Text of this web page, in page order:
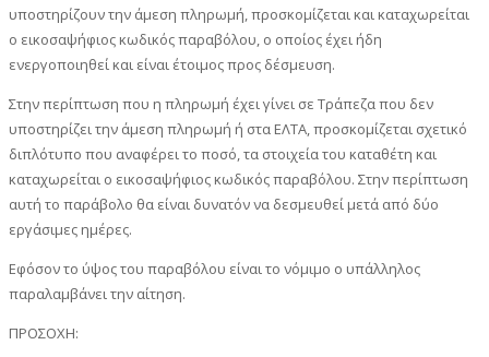
υποστηρίζουν την άμεση πληρωμή, προσκομίζεται και καταχωρείται
ο εικοσαψήφιος κωδικός παραβόλου, ο οποίος έχει ήδη
ενεργοποιηθεί και είναι έτοιμος προς δέσμευση.
Στην περίπτωση που η πληρωμή έχει γίνει σε Τράπεζα που δεν
υποστηρίζει την άμεση πληρωμή ή στα ΕΛΤΑ, προσκομίζεται σχετικό
διπλότυπο που αναφέρει το ποσό, τα στοιχεία του καταθέτη και
καταχωρείται ο εικοσαψήφιος κωδικός παραβόλου. Στην περίπτωση
αυτή το παράβολο θα είναι δυνατόν να δεσμευθεί μετά από δύο
εργάσιμες ημέρες.
Εφόσον το ύψος του παραβόλου είναι το νόμιμο ο υπάλληλος
παραλαμβάνει την αίτηση.
ΠΡΟΣΟΧΗ: